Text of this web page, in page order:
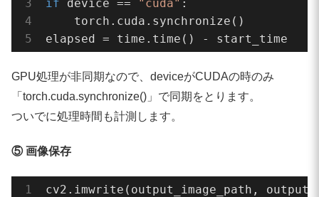
if device == "cuda" :
    torch.cuda.synchronize()
elapsed = time.time() - start_time
GPU処理が非同期なので、deviceがCUDAの時のみ
「torch.cuda.synchronize()」で同期をとります。
ついでに処理時間も計測します。
⑤ 画像保存
cv2.imwrite(output_image_path, output)